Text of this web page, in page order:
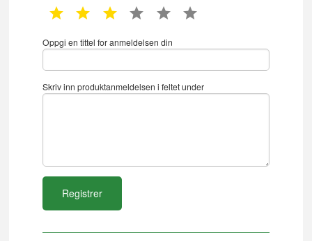
1 star 2 star 3 star 4 star 5 star
Oppgi en tittel for anmeldelsen din
Skriv inn produktanmeldelsen i feltet under